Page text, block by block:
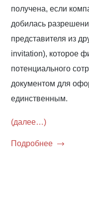
получена, если
добилась
представителя из
invitation), которое
потенциального
документом для
единственным.
(далее…)
Подробнее